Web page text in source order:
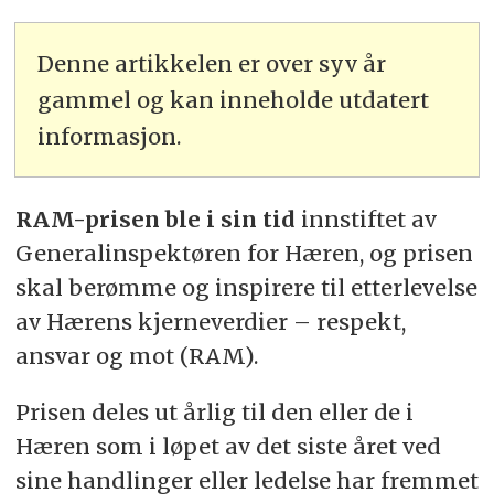
Denne artikkelen er over syv år
gammel og kan inneholde utdatert
informasjon.
RAM-prisen ble i sin tid innstiftet av
Generalinspektøren for Hæren, og prisen
skal berømme og inspirere til etterlevelse
av Hærens kjerneverdier – respekt,
ansvar og mot (RAM).
Prisen deles ut årlig til den eller de i
Hæren som i løpet av det siste året ved
sine handlinger eller ledelse har fremmet